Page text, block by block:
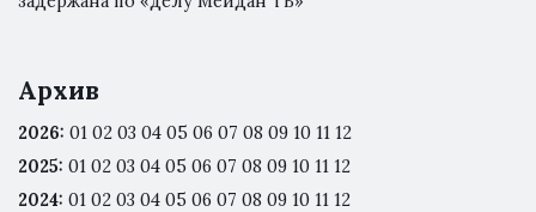
Архив
2026: 01 02 03 04 05 06 07 08 09 10 11 12
2025: 01 02 03 04 05 06 07 08 09 10 11 12
2024: 01 02 03 04 05 06 07 08 09 10 11 12